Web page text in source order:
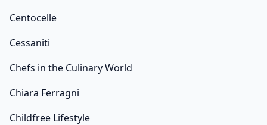
Centocelle
Cessaniti
Chefs in the Culinary World
Chiara Ferragni
Childfree Lifestyle